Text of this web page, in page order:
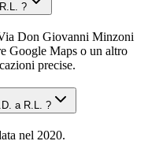
?
Don Giovanni Minzoni
Google Maps o un altro
precise.
a R.L. ?
nel 2020.